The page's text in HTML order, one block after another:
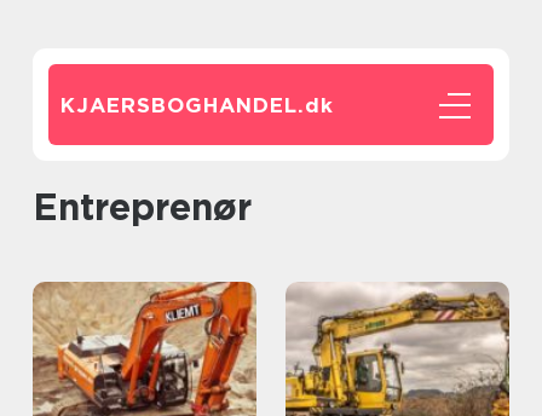
KJAERSBOGHANDEL.dk
entreprenør